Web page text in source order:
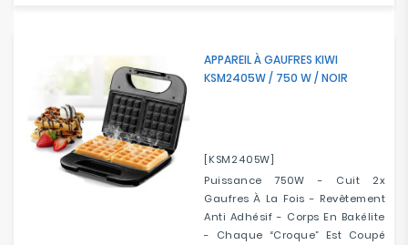
APPAREIL À GAUFRES KIWI
KSM2405W / 750 W / NOIR
[KSM2405W]
Puissance 750W - Cuit 2x
Gaufres À La Fois - Revêtement
Anti Adhésif - Corps En Bakélite
- Chaque “Croque” Est Coupé